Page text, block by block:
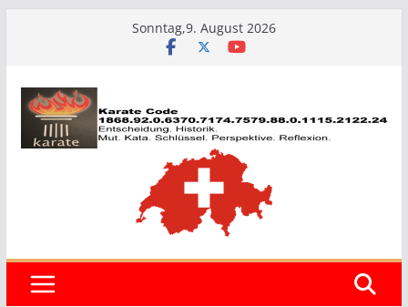
Sonntag,9. August 2026